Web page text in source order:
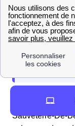
respectent
Les
suivre cette
service
dans la
Le prix exact du
Sauveterre-De-